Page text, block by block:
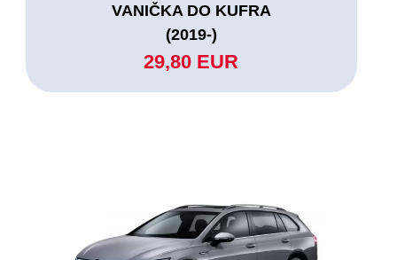
VANIČKA DO KUFRA
(2019-)
29,80 EUR